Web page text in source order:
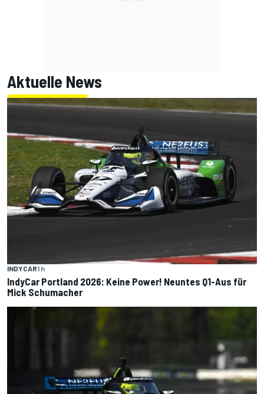
Aktuelle News
INDYCAR1 h
IndyCar Portland 2026: Keine Power! Neuntes Q1-Aus für
Mick Schumacher